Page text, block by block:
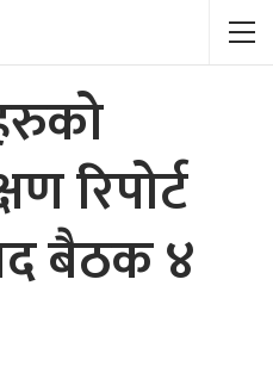
रिपोर्ट
बैठक ४